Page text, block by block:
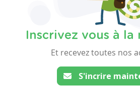
Inscrivez vous à la
Et recevez toutes nos
S'incrire